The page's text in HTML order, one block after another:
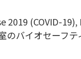
(COVID-
バイオセーフ